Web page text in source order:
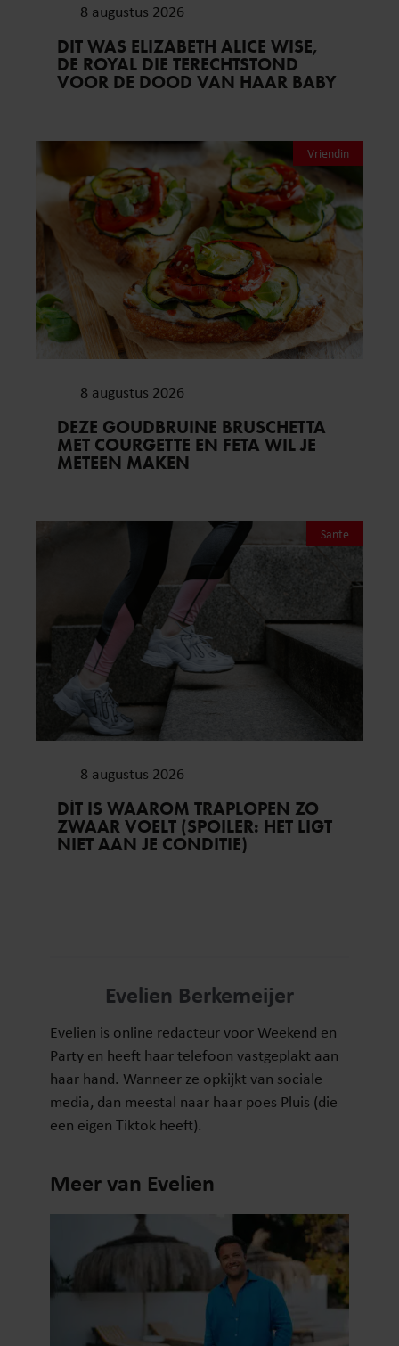
8 augustus 2026
DIT WAS ELIZABETH ALICE WISE,
DE ROYAL DIE TERECHTSTOND
VOOR DE DOOD VAN HAAR BABY
Vriendin
8 augustus 2026
DEZE GOUDBRUINE BRUSCHETTA
MET COURGETTE EN FETA WIL JE
METEEN MAKEN
Sante
8 augustus 2026
DÍT IS WAAROM TRAPLOPEN ZO
ZWAAR VOELT (SPOILER: HET LIGT
NIET AAN JE CONDITIE)
Evelien Berkemeijer
Evelien is online redacteur voor Weekend en
Party en heeft haar telefoon vastgeplakt aan
haar hand. Wanneer ze opkijkt van sociale
media, dan meestal naar haar poes Pluis (die
een eigen Tiktok heeft).
Meer van Evelien